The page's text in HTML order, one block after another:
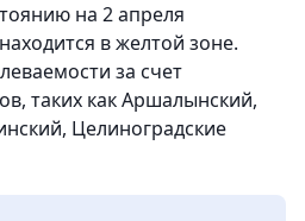
на 2 апреля
в желтой зоне.
за счет
таких как Аршалынский,
Целиноградские